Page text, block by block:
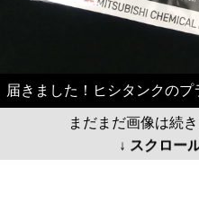
届きました！ヒシタンクのプ
まだまだ画像は続
↓ スクロー